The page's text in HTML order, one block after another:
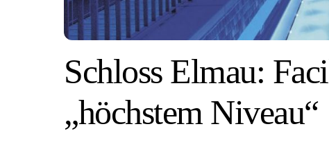
Schloss Elmau:
„höchstem Niveau“